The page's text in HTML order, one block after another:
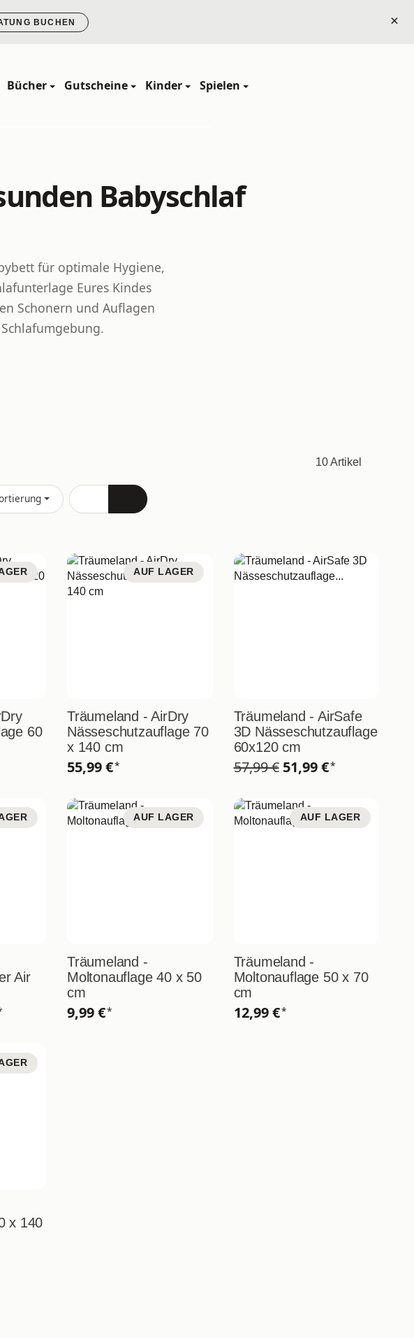
BUCHEN ×
Bücher Gutscheine Kinder Spielen
Babyschlaf
für optimale Hygiene,
Eures Kindes
Schonern und Auflagen
10 Artikel
60
AUF LAGER
Träumeland - AirDry
Nässeschutzauflage 70
x 140 cm
55,99 €*
Träumeland - AirSafe
3D Nässeschutzauflage
60x120 cm
57,99 € 51,99 €*
Air
AUF LAGER
Träumeland -
Moltonauflage 40 x 50
cm
9,99 €*
AUF LAGER
Träumeland -
Moltonauflage 50 x 70
cm
12,99 €*
x 140